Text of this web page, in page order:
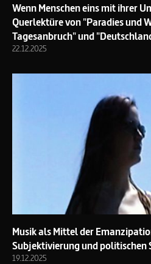
Wenn Menschen eins mit ihrer
Querlektüre von "Paradies und
Tagesanbruch" und
22.12.2025
Musik als Mittel der
Subjektivierung und politischen
19.12.2025